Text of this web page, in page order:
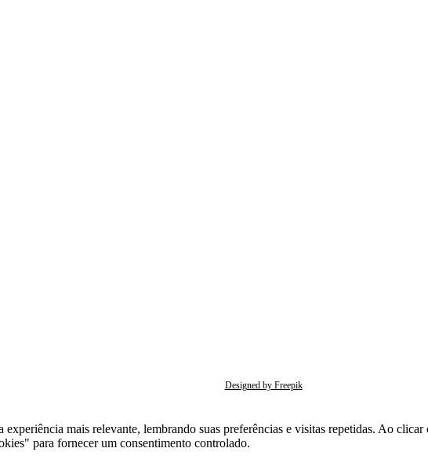
Designed by Freepik
experiência mais relevante, lembrando suas preferências e visitas repetidas. Ao
para fornecer um consentimento controlado.